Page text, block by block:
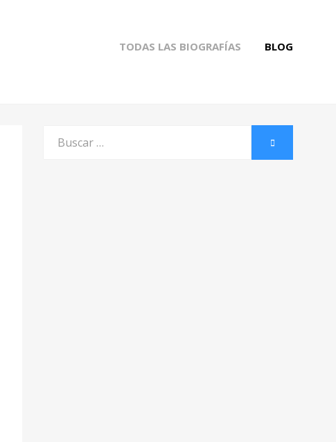
TODAS LAS BIOGRAFÍAS BLOG
Buscar